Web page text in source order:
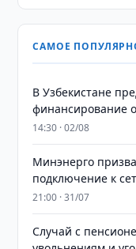
САМОЕ
В Узбекистане
финансирование
14:30 · 02/08
Минэнерго
подключение к
21:00 · 31/07
Случай с